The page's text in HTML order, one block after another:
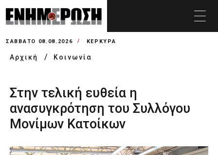
ΣΆΒΒΑΤΟ 08.08.2026 ΚΕΡΚΥΡΑ
Αρχική Κοινωνία
Στην τελική ευθεία η
ανασυγκρότηση του Συλλόγου
Μονίμων Κατοίκων